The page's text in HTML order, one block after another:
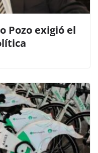
Pozo exigió el